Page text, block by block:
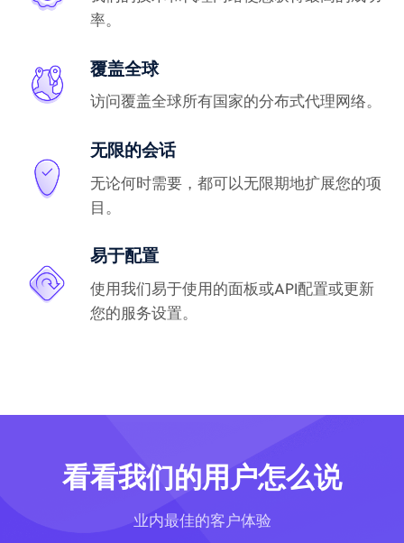
率。
覆盖全球
访问覆盖全球所有国家的分布式代理网络。
无限的会话
无论何时需要，都可以无限期地扩展您的项
目。
易于配置
使用我们易于使用的面板或API配置或更新
您的服务设置。
看看我们的用户怎么说
业内最佳的客户体验